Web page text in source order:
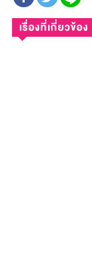
เรื่องที่เกี่ยวข้อง